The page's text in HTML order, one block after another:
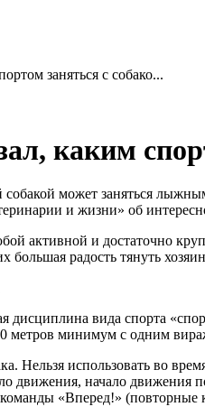
заняться с собако...
каким
собакой может заняться
и жизни» об
активной и достаточно
радость тянуть
дисциплина вида спорта
метров минимум с одним
Нельзя использовать во
движения, начало
«Вперед!»